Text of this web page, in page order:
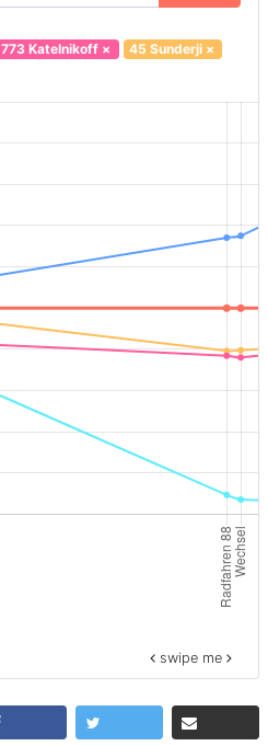
773 Katelnikoff× 45 Sunderji×
swipe me